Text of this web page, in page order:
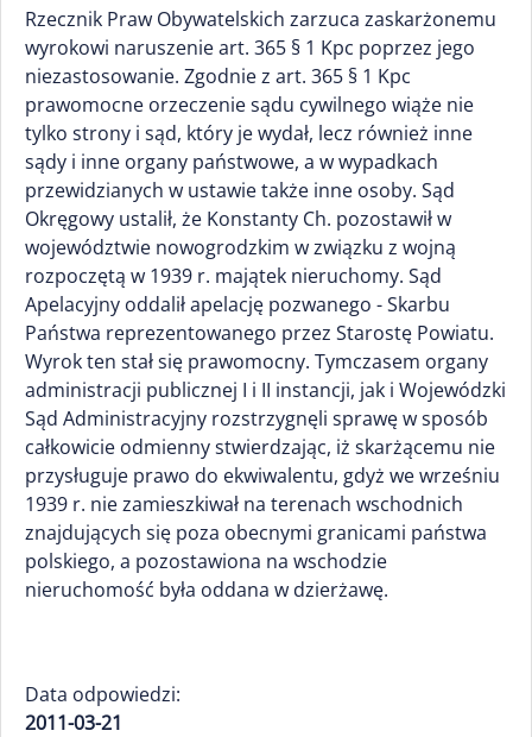
Rzecznik Praw Obywatelskich zarzuca zaskarżonemu
wyrokowi naruszenie art. 365 § 1 Kpc poprzez jego
niezastosowanie. Zgodnie z art. 365 § 1 Kpc
prawomocne orzeczenie sądu cywilnego wiąże nie
tylko strony i sąd, który je wydał, lecz również inne
sądy i inne organy państwowe, a w wypadkach
przewidzianych w ustawie także inne osoby. Sąd
Okręgowy ustalił, że Konstanty Ch. pozostawił w
województwie nowogrodzkim w związku z wojną
rozpoczętą w 1939 r. majątek nieruchomy. Sąd
Apelacyjny oddalił apelację pozwanego - Skarbu
Państwa reprezentowanego przez Starostę Powiatu.
Wyrok ten stał się prawomocny. Tymczasem organy
administracji publicznej I i II instancji, jak i Wojewódzki
Sąd Administracyjny rozstrzygnęli sprawę w sposób
całkowicie odmienny stwierdzając, iż skarżącemu nie
przysługuje prawo do ekwiwalentu, gdyż we wrześniu
1939 r. nie zamieszkiwał na terenach wschodnich
znajdujących się poza obecnymi granicami państwa
polskiego, a pozostawiona na wschodzie
nieruchomość była oddana w dzierżawę.
Data odpowiedzi:
2011-03-21